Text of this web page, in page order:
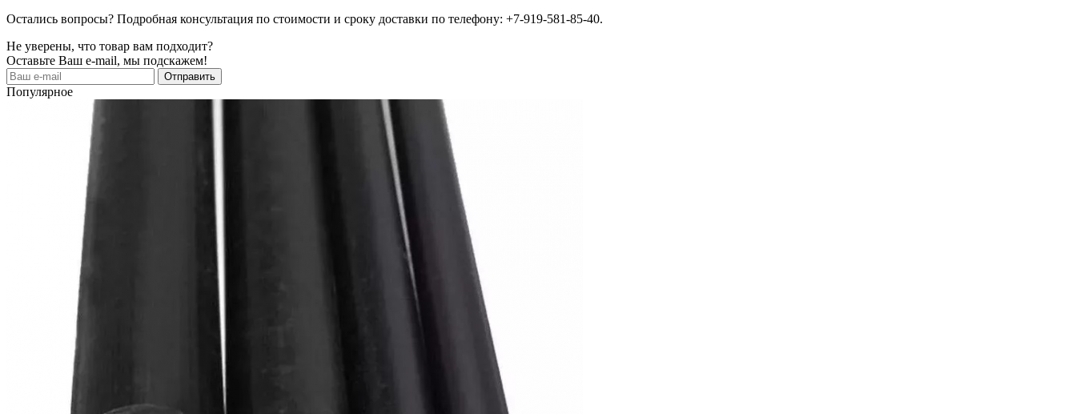
Остались вопросы? Подробная консультация по стоимости и сроку доставки по телефону: +7-919-581-85-40.
Не уверены, что товар вам подходит?
Оставьте Ваш e-mail, мы подскажем!
Популярное